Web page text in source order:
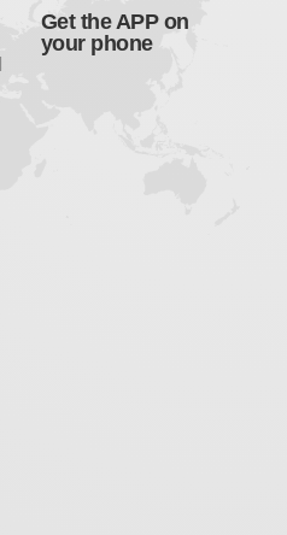
Get the APP on
your phone